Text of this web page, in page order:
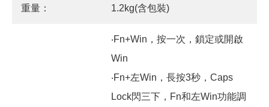
重量： 1.2kg(含包裝)
‧Fn+Win，按一次，鎖定或開啟
Win
‧Fn+左Win，長按3秒，Caps
Lock閃三下，Fn和左Win功能調